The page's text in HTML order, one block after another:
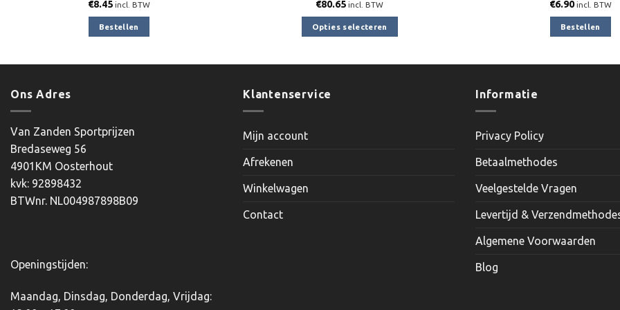
€8.45 incl. BTW
Bestellen
€80.65 incl. BTW
Opties selecteren
€6.90 incl. BTW
Bestellen
Ons Adres
Van Zanden Sportprijzen
Bredaseweg 56
4901KM Oosterhout
kvk: 92898432
BTWnr. NL004987898B09
Openingstijden:
Maandag, Dinsdag, Donderdag, Vrijdag:
Klantenservice
Mijn account
Afrekenen
Winkelwagen
Contact
Informatie
Privacy Policy
Betaalmethodes
Veelgestelde Vragen
Levertijd &
Algemene Voorwaarden
Blog